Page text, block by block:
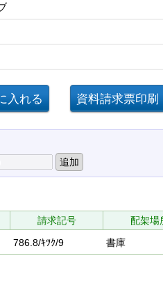
請求記号 配架場
786.8/ｷﾂｸ/9 書庫